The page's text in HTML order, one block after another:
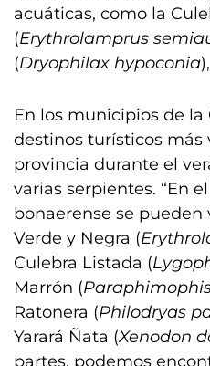
acuáticas, como la
(Erythrolamprus
(Dryophilax hypoconia
En los municipios de la
destinos turísticos más
provincia durante el
varias serpientes. “En
bonaerense se pueden
Verde y Negra (
Culebra Listada (
Marrón (
Ratonera (Philodryas
Yarará Ñata (Xenodon
partes, podemos